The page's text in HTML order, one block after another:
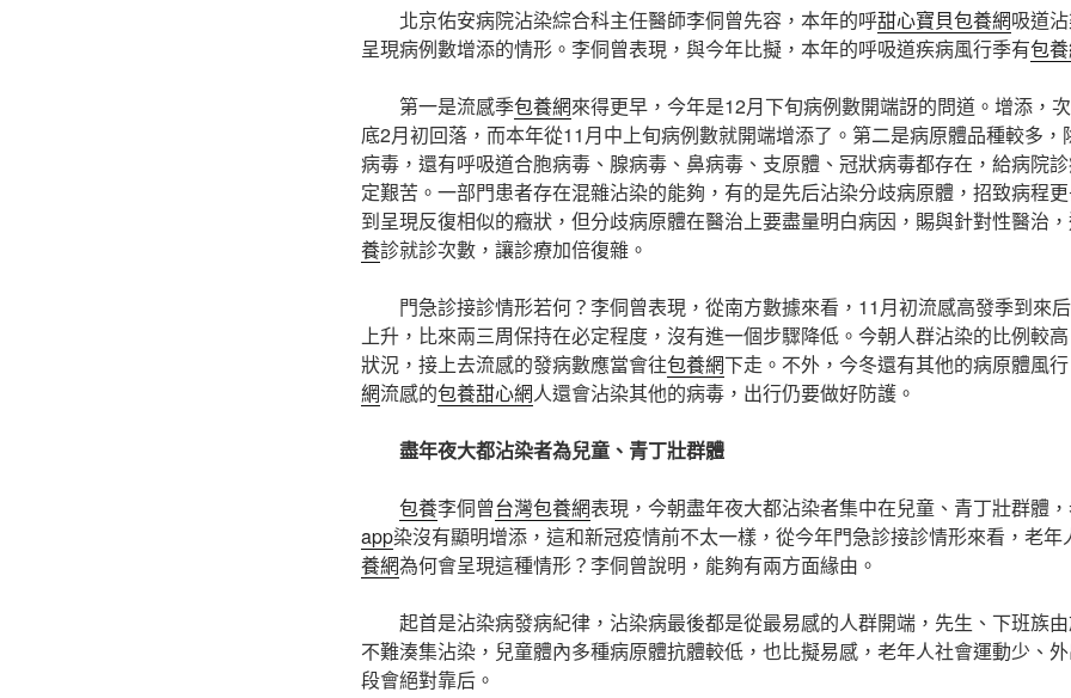
北京佑安病院沾染綜合科主任醫師李侗曾先容，本年的呼甜心寶貝包養網吸道
呈現病例數增添的情形。李侗曾表現，與今年比擬，本年的呼吸道疾病風行季有包
第一是流感季包養網來得更早，今年是12月下旬病例數開端訝的問道。增添，
底2月初回落，而本年從11月中上旬病例數就開端增添了。第二是病原體品種較多
病毒，還有呼吸道合胞病毒、腺病毒、鼻病毒、支原體、冠狀病毒都存在，給病院
定艱苦。一部門患者存在混雜沾染的能夠，有的是先后沾染分歧病原體，招致病程
到呈現反復相似的癥狀，但分歧病原體在醫治上要盡量明白病因，賜與針對性醫治
養診就診次數，讓診療加倍復雜。
門急診接診情形若何？李侗曾表現，從南方數據來看，11月初流感高發季到來
上升，比來兩三周保持在必定程度，沒有進一個步驟降低。今朝人群沾染的比例較
狀況，接上去流感的發病數應當會往包養網下走。不外，今冬還有其他的病原體風
網流感的包養甜心網人還會沾染其他的病毒，出行仍要做好防護。
盡年夜大都沾染者為兒童、青丁壯群體
包養李侗曾台灣包養網表現，今朝盡年夜大都沾染者集中在兒童、青丁壯群體
app染沒有顯明增添，這和新冠疫情前不太一樣，從今年門急診接診情形來看，老年
養網為何會呈現這種情形？李侗曾說明，能夠有兩方面緣由。
起首是沾染病發病紀律，沾染病最後都是從最易感的人群開端，先生、下班族
不難湊集沾染，兒童體內多種病原體抗體較低，也比擬易感，老年人社會運動少、
段會絕對靠后。